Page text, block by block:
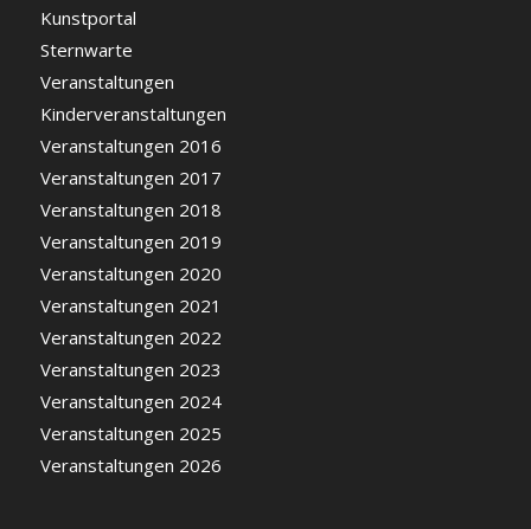
Kunstportal
Sternwarte
Veranstaltungen
Kinderveranstaltungen
Veranstaltungen 2016
Veranstaltungen 2017
Veranstaltungen 2018
Veranstaltungen 2019
Veranstaltungen 2020
Veranstaltungen 2021
Veranstaltungen 2022
Veranstaltungen 2023
Veranstaltungen 2024
Veranstaltungen 2025
Veranstaltungen 2026